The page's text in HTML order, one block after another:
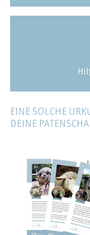
EINE SOLCHE
DEINE